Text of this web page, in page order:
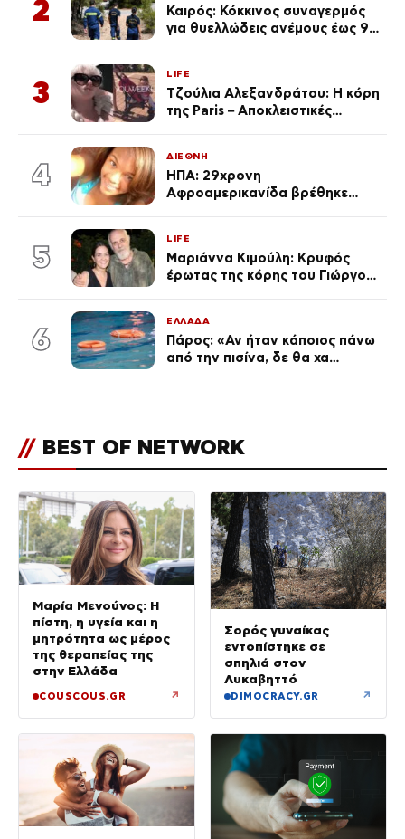
2
Καιρός: Κόκκινος συναγερμός
για θυελλώδεις ανέμους έως 9
3
LIFE
Τζούλια Αλεξανδράτου: Η κόρη
της Paris – Αποκλειστικές
4
ΔΙΕΘΝΗ
ΗΠΑ: 29χρονη
Αφροαμερικανίδα βρέθηκε
5
LIFE
Μαριάννα Κιμούλη: Κρυφός
έρωτας της κόρης του Γιώργου,
6
ΕΛΛΑΔΑ
Πάρος: «Αν ήταν κάποιος πάνω
από την πισίνα, δε θα χα
beach bar
// BEST OF NETWORK
Μαρία Μενούνος: Η
πίστη, η υγεία και η
μητρότητα ως μέρος
της θεραπείας της
στην Ελλάδα
COUSCOUS.GR ↗
Σορός γυναίκας
εντοπίστηκε σε
σπηλιά στον
Λυκαβηττό
DIMOCRACY.GR ↗